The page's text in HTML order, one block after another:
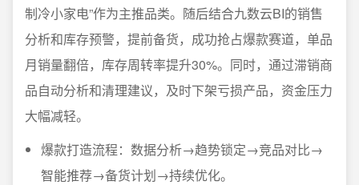
制冷小家电”作为主推品类。随后结合九数云BI的销售
分析和库存预警，提前备货，成功抢占爆款赛道，单品
月销量翻倍，库存周转率提升30%。同时，通过滞销商
品自动分析和清理建议，及时下架亏损产品，资金压力
大幅减轻。
爆款打造流程：数据分析→趋势锁定→竞品对比→
智能推荐→备货计划→持续优化。